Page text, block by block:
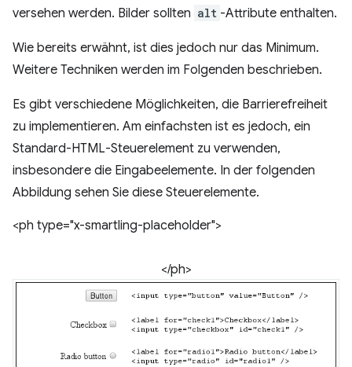
versehen werden. Bilder sollten alt -Attribute enthalten.
Wie bereits erwähnt, ist dies jedoch nur das Minimum.
Weitere Techniken werden im Folgenden beschrieben.
Es gibt verschiedene Möglichkeiten, die Barrierefreiheit
zu implementieren. Am einfachsten ist es jedoch, ein
Standard-HTML-Steuerelement zu verwenden,
insbesondere die Eingabeelemente. In der folgenden
Abbildung sehen Sie diese Steuerelemente.
<ph type="x-smartling-placeholder">
</ph>